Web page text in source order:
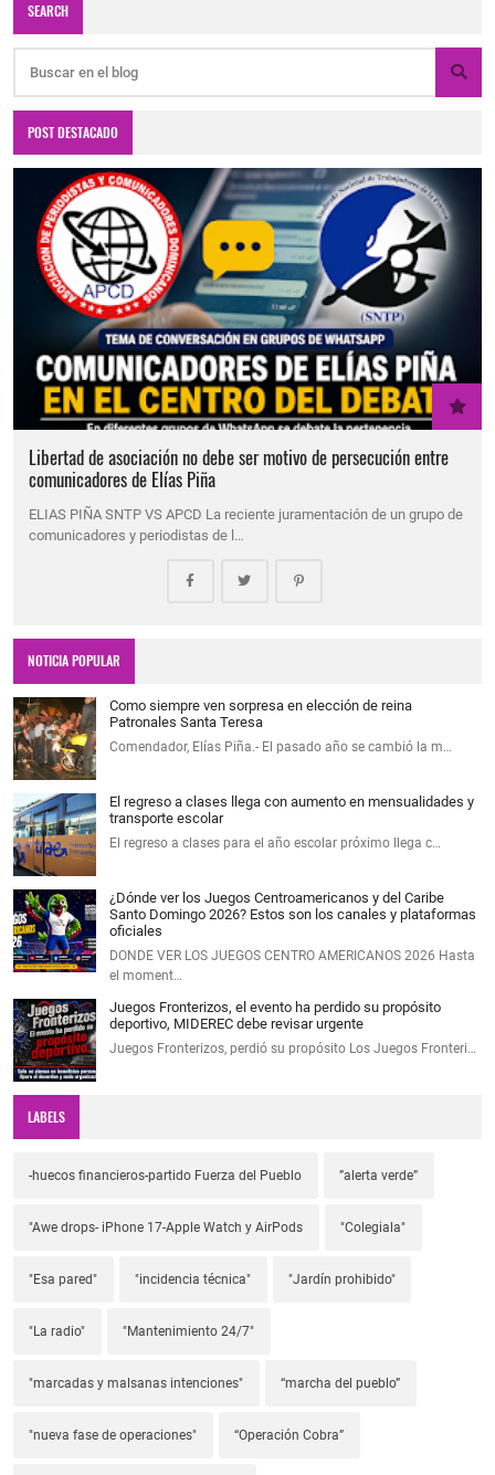
SEARCH
POST DESTACADO
Libertad de asociación no debe ser motivo de persecución entre
comunicadores de Elías Piña
ELIAS PIÑA SNTP VS APCD La reciente juramentación de un grupo de
comunicadores y periodistas de l…
NOTICIA POPULAR
Como siempre ven sorpresa en elección de reina
Patronales Santa Teresa
Comendador, Elías Piña.- El pasado año se cambió la m…
El regreso a clases llega con aumento en mensualidades y
transporte escolar
El regreso a clases para el año escolar próximo llega c…
¿Dónde ver los Juegos Centroamericanos y del Caribe
Santo Domingo 2026? Estos son los canales y plataformas
oficiales
DONDE VER LOS JUEGOS CENTRO AMERICANOS 2026 Hasta
el moment…
Juegos Fronterizos, el evento ha perdido su propósito
deportivo, MIDEREC debe revisar urgente
Juegos Fronterizos, perdió su propósito Los Juegos Fronteri…
LABELS
-huecos financieros-partido Fuerza del Pueblo ”alerta verde”
"Awe drops- iPhone 17-Apple Watch y AirPods "Colegiala"
"Esa pared" "incidencia técnica" "Jardín prohibido"
"La radio" "Mantenimiento 24/7"
"marcadas y malsanas intenciones" “marcha del pueblo”
"nueva fase de operaciones" “Operación Cobra”